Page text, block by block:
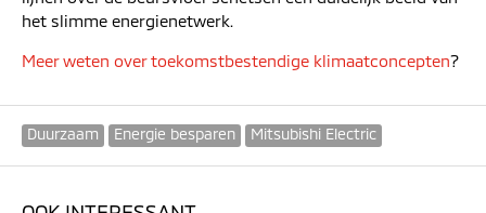
het slimme energienetwerk.
Meer weten over toekomstbestendige klimaatconcepten?
Duurzaam Energie besparen Mitsubishi Electric